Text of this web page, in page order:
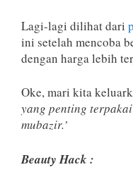
Lagi-lagi dilihat dari
ini setelah mencoba
dengan harga lebih
Oke, mari kita
yang penting
mubazir.’
Beauty Hack :